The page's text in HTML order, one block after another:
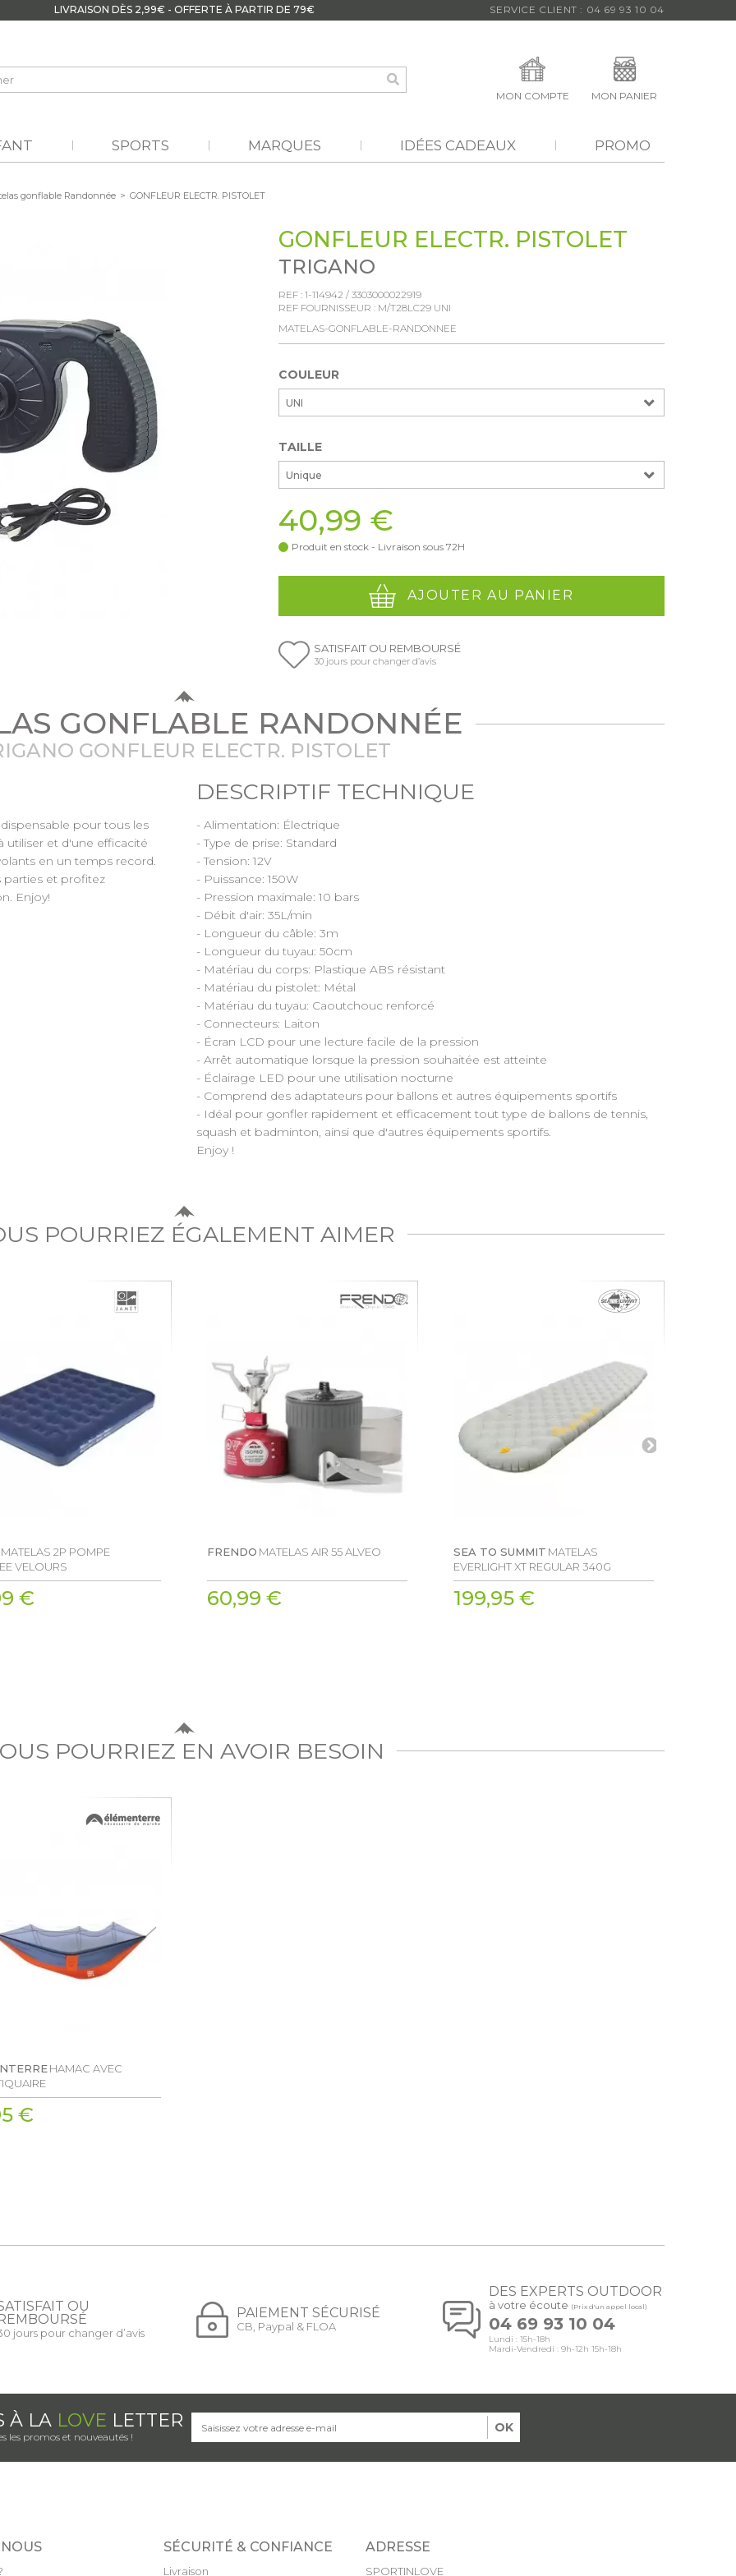
LIVRAISON DÈS 2,99€ - OFFERTE À PARTIR DE 79€ SERVICE CLIENT : 04 69 93 10 04
MON COMPTE MON PANIER
SPORTS MARQUES IDÉES CADEAUX PROMO
gonflable Randonnée > GONFLEUR ELECTR. PISTOLET
GONFLEUR ELECTR. PISTOLET
TRIGANO
REF : 1-114942 / 3303000022919
REF FOURNISSEUR : M/T28LC29 UNI
MATELAS-GONFLABLE-RANDONNEE
COULEUR
UNI
TAILLE
Unique
40,99 €
Produit en stock - Livraison sous 72H
AJOUTER AU PANIER
SATISFAIT OU REMBOURSÉ
30 jours pour changer d’avis
GONFLABLE RANDONNÉE
GONFLEUR ELECTR. PISTOLET
pour tous les
utiliser et d'une efficacité
en un temps record.
parties et profitez
Enjoy!
DESCRIPTIF TECHNIQUE
- Alimentation: Électrique
- Type de prise: Standard
- Tension: 12V
- Puissance: 150W
- Pression maximale: 10 bars
- Débit d'air: 35L/min
- Longueur du câble: 3m
- Longueur du tuyau: 50cm
- Matériau du corps: Plastique ABS résistant
- Matériau du pistolet: Métal
- Matériau du tuyau: Caoutchouc renforcé
- Connecteurs: Laiton
- Écran LCD pour une lecture facile de la pression
- Arrêt automatique lorsque la pression souhaitée est atteinte
- Éclairage LED pour une utilisation nocturne
- Comprend des adaptateurs pour ballons et autres équipements sportifs
- Idéal pour gonfler rapidement et efficacement tout type de ballons de tennis,
squash et badminton, ainsi que d'autres équipements sportifs.
Enjoy !
POURRIEZ ÉGALEMENT AIMER
MATELAS 2P POMPE
VELOURS
€
FRENDO MATELAS AIR 55 ALVEO
60,99 €
SEA TO SUMMIT MATELAS
EVERLIGHT XT REGULAR 340G
199,95 €
POURRIEZ EN AVOIR BESOIN
HAMAC AVEC
€
OU
jours pour changer d’avis
PAIEMENT SÉCURISÉ
CB, Paypal & FLOA
DES EXPERTS OUTDOOR
à votre écoute (Prix d'un appel local)
04 69 93 10 04
Lundi : 15h-18h
Mardi-Vendredi : 9h-12h 15h-18h
À LA LOVE LETTER
les promos et nouveautés !
OK
SÉCURITÉ & CONFIANCE
Livraison
ADRESSE
SPORTINLOVE